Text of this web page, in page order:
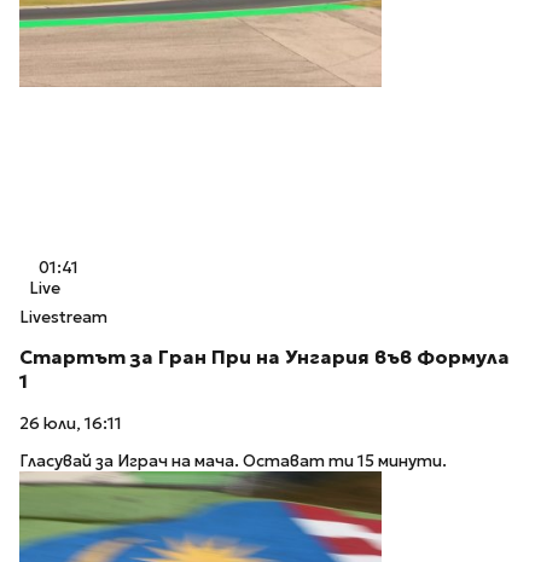
01:41
Live
Livestream
Стартът за Гран При на Унгария във Формула
1
26 юли, 16:11
Гласувай за Играч на мача. Остават ти 15 минути.